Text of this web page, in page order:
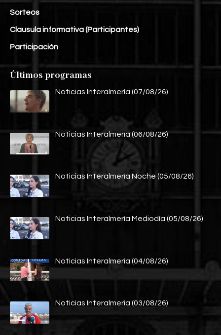
Sorteos
Clausula informativa (Participantes)
Participación
Últimos programas
Noticias Interalmería (07/08/26)
Noticias Interalmería (06/08/26)
Noticias Interalmería Noche (05/08/26)
Noticias Interalmería Mediodía (05/08/26)
Noticias Interalmería (04/08/26)
Noticias Interalmería (03/08/26)